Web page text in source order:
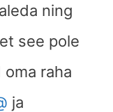
ning
see pole
raha
ja